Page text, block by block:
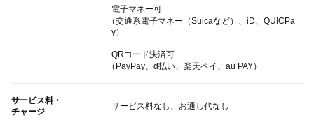
電子マネー可
（交通系電子マネー（Suicaなど）、iD、QUICPa
y）
QRコード決済可
（PayPay、d払い、楽天ペイ、au PAY）
サービス料・
チャージ
サービス料なし、お通し代なし